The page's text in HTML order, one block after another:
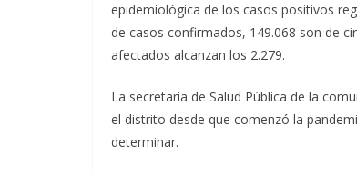
epidemiológica de los casos positivos
de casos confirmados, 149.068 son de
afectados alcanzan los 2.279.
La secretaria de Salud Pública de la
el distrito desde que comenzó la
determinar.